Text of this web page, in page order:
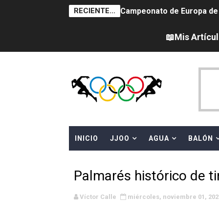
RECIENTE... Campeonato de Europa
AEW - Adam Page con
Tour de Francia femenino
Women's Pro Baseball
Campeonato de Europa
WWE NXT - Myles Borne
📖Mis
INICIO JJOO AGUA BALÓN
Palmarés histórico de
Víctor Calle miércoles, noviembre 01,